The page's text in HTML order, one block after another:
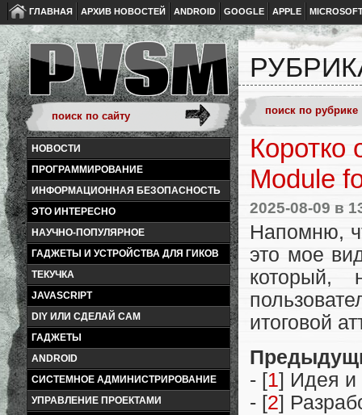
ГЛАВНАЯ АРХИВ НОВОСТЕЙ ANDROID GOOGLE APPLE
НОВОСТИ
ПРОГРАММИРОВАНИЕ
ИНФОРМАЦИОННАЯ БЕЗОПАСНОСТЬ
ЭТО ИНТЕРЕСНО
НАУЧНО-ПОПУЛЯРНОЕ
ГАДЖЕТЫ И УСТРОЙСТВА ДЛЯ ГИКОВ
ТЕКУЧКА
JAVASCRIPT
DIY ИЛИ СДЕЛАЙ САМ
ГАДЖЕТЫ
ANDROID
СИСТЕМНОЕ АДМИНИСТРИРОВАНИЕ
УПРАВЛЕНИЕ ПРОЕКТАМИ
Коротко
Module
2025-08-09 в
Напомню,
это мое
который,
итоговой
- [1] Идея и
- [2]